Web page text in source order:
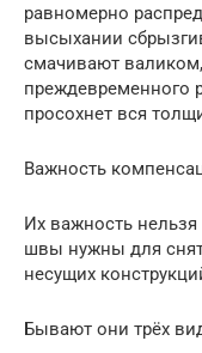
равномерно
высыхании
смачивают
преждевременного
просохнет вся
Важность
Их важность
швы нужны для
несущих
Бывают они трёх